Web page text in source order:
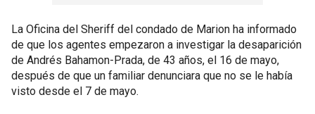
La Oficina del Sheriff del condado de Marion ha informado
de que los agentes empezaron a investigar la desaparición
de Andrés Bahamon-Prada, de 43 años, el 16 de mayo,
después de que un familiar denunciara que no se le había
visto desde el 7 de mayo.